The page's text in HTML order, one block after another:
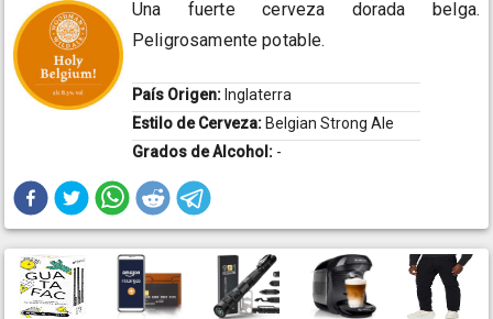
Una fuerte cerveza dorada belga.
Peligrosamente potable.
País Origen: Inglaterra
Estilo de Cerveza: Belgian Strong Ale
Grados de Alcohol: -